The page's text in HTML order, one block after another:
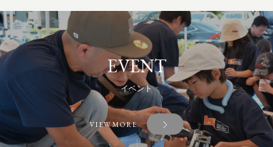
EVENT
イベント
VIEW MORE